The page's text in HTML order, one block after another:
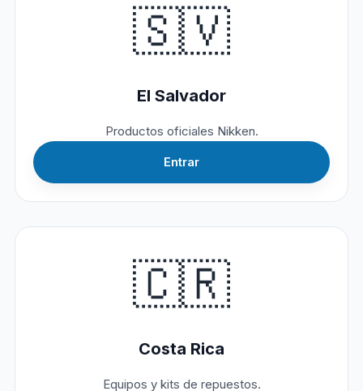
🇸🇻
El Salvador
Productos oficiales Nikken.
Entrar
🇨🇷
Costa Rica
Equipos y kits de repuestos.